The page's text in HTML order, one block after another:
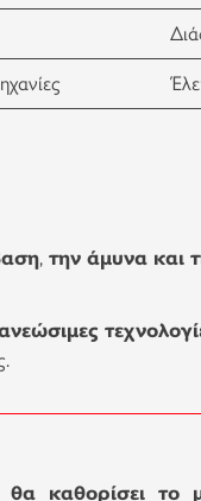
, την άμυνα και
καθορίσει το